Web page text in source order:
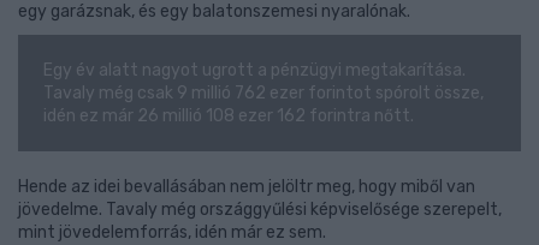
egy garázsnak, és egy balatonszemesi nyaralónak.
Egy év alatt nagyot ugrott a pénzügyi megtakarítása.
Tavaly még csak 9 millió 762 ezer forintot spórolt össze,
idén ez már 26 millió 108 ezer 162 forintra nőtt.
Hende az idei bevallásában nem jelöltr meg, hogy miből van
jövedelme. Tavaly még országgyűlési képviselősége szerepelt,
mint jövedelemforrás, idén már ez sem.